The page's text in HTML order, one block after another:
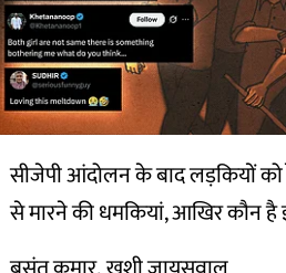
सीजेपी आंदोलन के बाद लड़कियों
से मारने की धमकियां, आखिर कौन